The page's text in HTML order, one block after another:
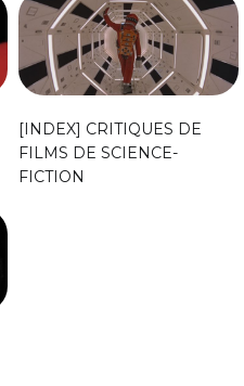
[INDEX] CRITIQUES DE
FILMS DE SCIENCE-
FICTION